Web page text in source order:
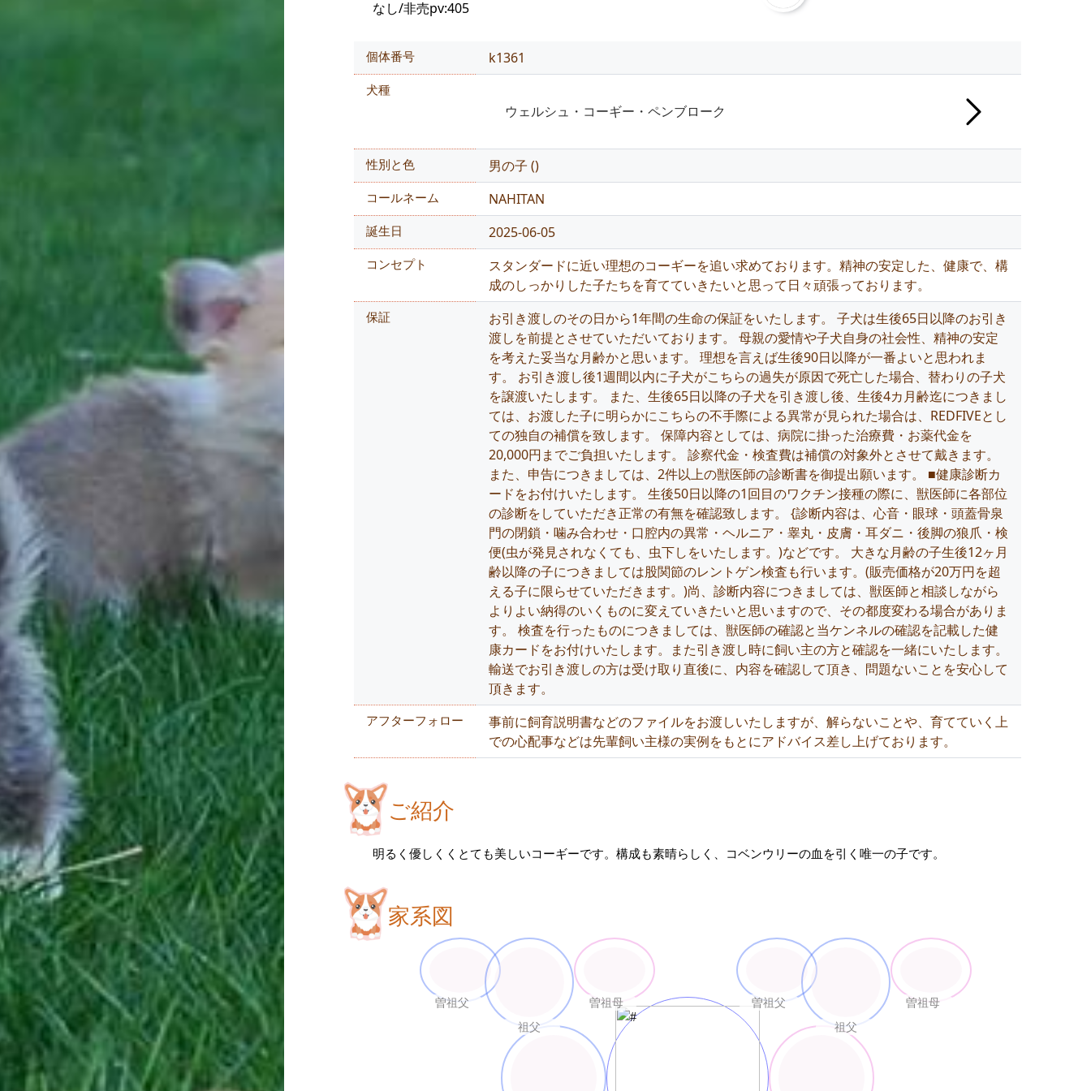
なし/非売pv:405
個体番号 k1361
犬種
ウェルシュ・コーギー・ペンブローク
性別と色 男の子 ()
コールネーム NAHITAN
誕生日 2025-06-05
コンセプト
スタンダードに近い理想のコーギーを追い求めております。精神の安定した、健康で、構
成のしっかりした子たちを育てていきたいと思って日々頑張っております。
保証
お引き渡しのその日から1年間の生命の保証をいたします。 子犬は生後65日以降のお引き
渡しを前提とさせていただいております。 母親の愛情や子犬自身の社会性、精神の安定
を考えた妥当な月齢かと思います。 理想を言えば生後90日以降が一番よいと思われま
す。 お引き渡し後1週間以内に子犬がこちらの過失が原因で死亡した場合、替わりの子犬
を譲渡いたします。 また、生後65日以降の子犬を引き渡し後、生後4カ月齢迄につきまし
ては、お渡した子に明らかにこちらの不手際による異常が見られた場合は、REDFIVEとし
ての独自の補償を致します。 保障内容としては、病院に掛った治療費・お薬代金を
20,000円までご負担いたします。 診察代金・検査費は補償の対象外とさせて戴きます。
また、申告につきましては、2件以上の獣医師の診断書を御提出願います。 ■健康診断カ
ードをお付けいたします。 生後50日以降の1回目のワクチン接種の際に、獣医師に各部位
の診断をしていただき正常の有無を確認致します。 {診断内容は、心音・眼球・頭蓋骨泉
門の閉鎖・噛み合わせ・口腔内の異常・ヘルニア・睾丸・皮膚・耳ダニ・後脚の狼爪・検
便(虫が発見されなくても、虫下しをいたします。)などです。 大きな月齢の子生後12ヶ月
齢以降の子につきましては股関節のレントゲン検査も行います。(販売価格が20万円を超
える子に限らせていただきます。)尚、診断内容につきましては、獣医師と相談しながら
よりよい納得のいくものに変えていきたいと思いますので、その都度変わる場合がありま
す。 検査を行ったものにつきましては、獣医師の確認と当ケンネルの確認を記載した健
康カードをお付けいたします。また引き渡し時に飼い主の方と確認を一緒にいたします。
輸送でお引き渡しの方は受け取り直後に、内容を確認して頂き、問題ないことを安心して
頂きます。
アフターフォロー
事前に飼育説明書などのファイルをお渡しいたしますが、解らないことや、育てていく上
での心配事などは先輩飼い主様の実例をもとにアドバイス差し上げております。
ご紹介
明るく優しくくとても美しいコーギーです。構成も素晴らしく、コベンウリーの血を引く唯一の子です。
家系図
曽祖父
祖父
曽祖母
曽祖父
祖父
曽祖母